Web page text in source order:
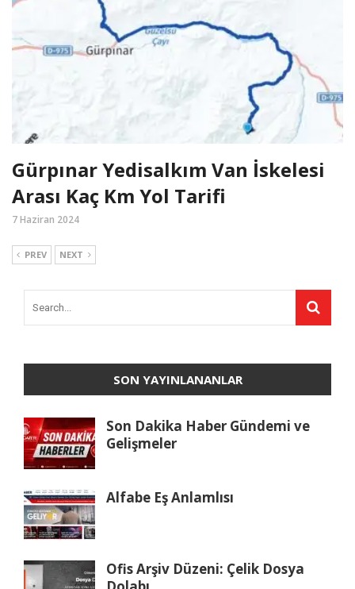
Gürpınar Yedisalkım Van İskelesi
Arası Kaç Km Yol Tarifi
7 Haziran 2024
PREV NEXT
SON YAYINLANANLAR
Son Dakika Haber Gündemi ve
Gelişmeler
Alfabe Eş Anlamlısı
Ofis Arşiv Düzeni: Çelik Dosya